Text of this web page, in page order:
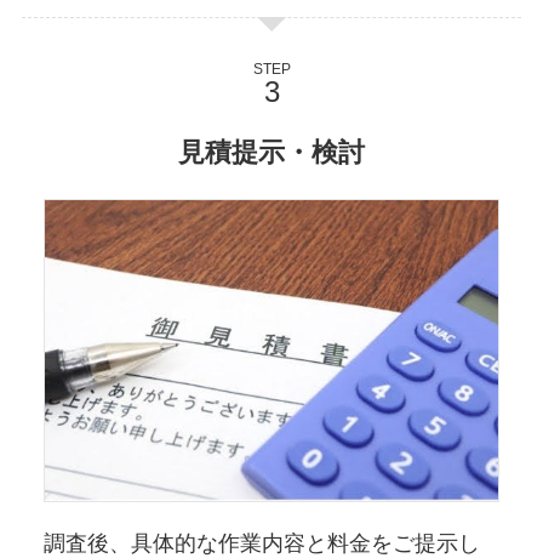
STEP
見積提示・検討
調査後、具体的な作業内容と料金をご提示し